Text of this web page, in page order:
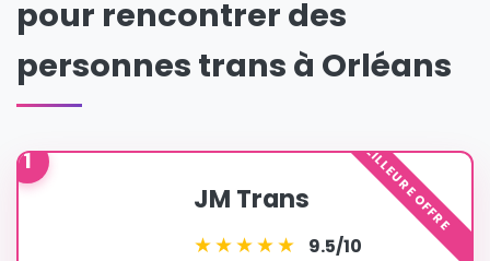
pour rencontrer des
personnes trans à Orléans
MEILLEURE OFFRE
1
JM Trans
★★★★★ 9.5/10